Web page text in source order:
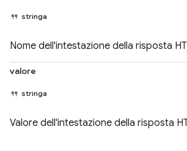
stringa
Nome dell'intestazione della risposta
valore
stringa
Valore dell'intestazione della risposta